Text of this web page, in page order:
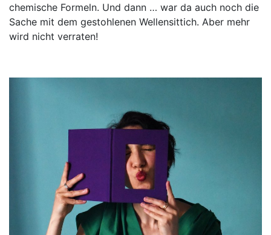
chemische Formeln. Und dann … war da auch noch die
Sache mit dem gestohlenen Wellensittich. Aber mehr
wird nicht verraten!